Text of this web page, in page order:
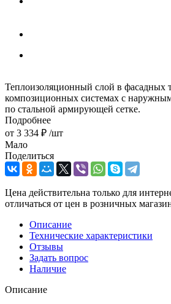
Теплоизоляционный слой в фасадных
композиционных системах с
по стальной армирующей сетке.
Подробнее
от 3 334 ₽ /шт
Мало
Поделиться
Цена действительна только для
отличаться от цен в розничных
Описание
Технические характеристики
Отзывы
Задать вопрос
Наличие
Описание